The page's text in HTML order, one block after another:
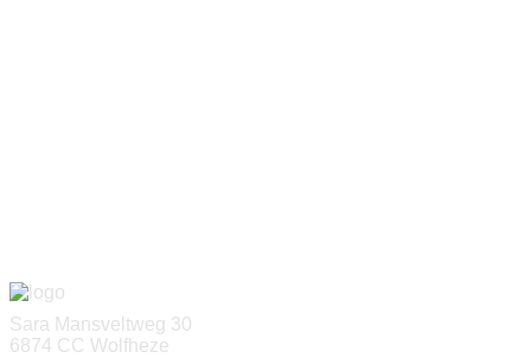
Sara Mansveltweg 30
6874 CC Wolfheze